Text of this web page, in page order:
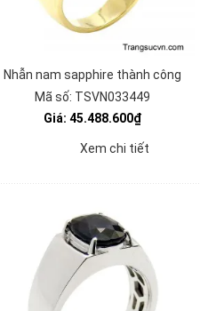
Nhẫn nam sapphire thành công
Mã số: TSVN033449
Giá: 45.488.600₫
Xem chi tiết